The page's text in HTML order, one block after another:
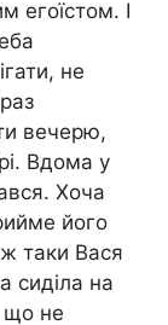
егоїстом. І
не
вечерю,
Вдома у
Хоча
його
ж таки Вася
сиділа на
що не